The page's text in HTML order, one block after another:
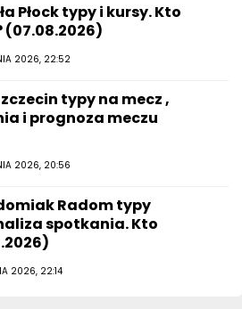
Płock typy i kursy. Kto
2026, 22:52
typy na mecz ,
i prognoza meczu
2026, 20:56
Radom typy
spotkania. Kto
2026, 22:14